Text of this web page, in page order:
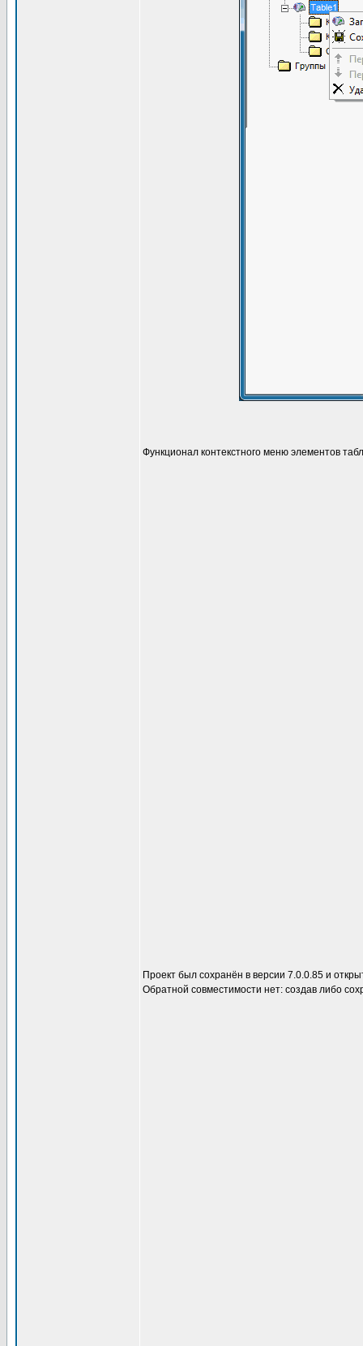
Функционал контекстного меню элементов
Проект был сохранён в версии 7.0.0.85 и
Обратной совместимости нет: создав либо